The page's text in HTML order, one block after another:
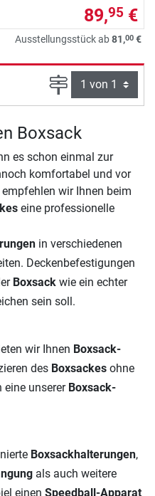
89,95 €
Ausstellungsstück ab81,00 €
Seite
Boxsack
es schon einmal zur
komfortabel und vor
wir Ihnen beim
eine professionelle
in verschiedenen
Deckenbefestigungen
Boxsack wie ein echter
sein soll.
wir Ihnen Boxsack-
des Boxsackes ohne
eine unserer Boxsack-
Boxsackhalterungen,
als auch weitere
einen Speedball-Apparat